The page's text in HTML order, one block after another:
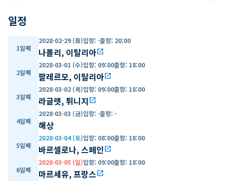
일정
1일째
2028-02-29 (화)입항: -출항: 20:00
나폴리, 이탈리아open_in_new
2일째
2028-03-01 (수)입항: 09:00출항: 18:00
팔레르모, 이탈리아open_in_new
3일째
2028-03-02 (목)입항: 09:00출항: 18:00
라글렛, 튀니지 open_in_new
4일째
2028-03-03 (금)입항: -출항: -
해상
5일째
2028-03-04 (토)입항: 08:00출항: 18:00
바르셀로나, 스페인open_in_new
6일째
2028-03-05 (일)입항: 09:00출항: 18:00
마르세유, 프랑스open_in_new